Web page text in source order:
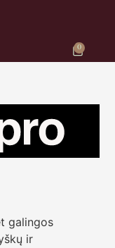
0
galingos
ir